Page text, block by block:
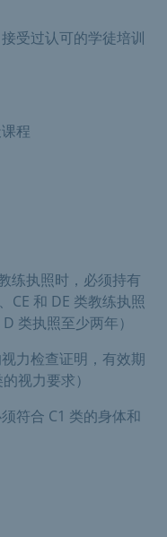
受过认可的学徒培训
程
练执照时，必须持有
CE 和 DE 类教练执照
类执照至少两年）
力检查证明，有效期
视力要求）
符合 C1 类的身体和